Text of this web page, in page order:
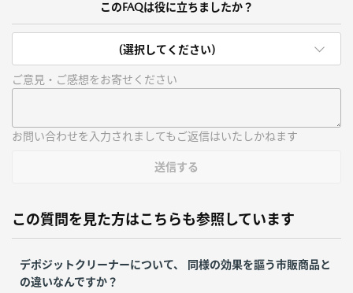
このFAQは役に立ちましたか？
(選択してください)
ご意見・ご感想をお寄せください
お問い合わせを入力されましてもご返信はいたしかねます
送信する
この質問を見た方はこちらも参照しています
デポジットクリーナーについて、 同様の効果を謳う市販商品と
の違いなんですか？